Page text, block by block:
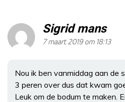
Sigrid mans
7 maart 2019 om 18:13
Nou ik ben vanmiddag aan de
3 peren over dus dat kwam
Leuk om de bodum te maken.